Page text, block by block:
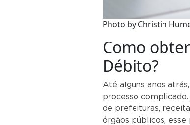
Photo by Christin
Como
Débito?
Até alguns anos
processo
de prefeituras,
órgãos públicos,